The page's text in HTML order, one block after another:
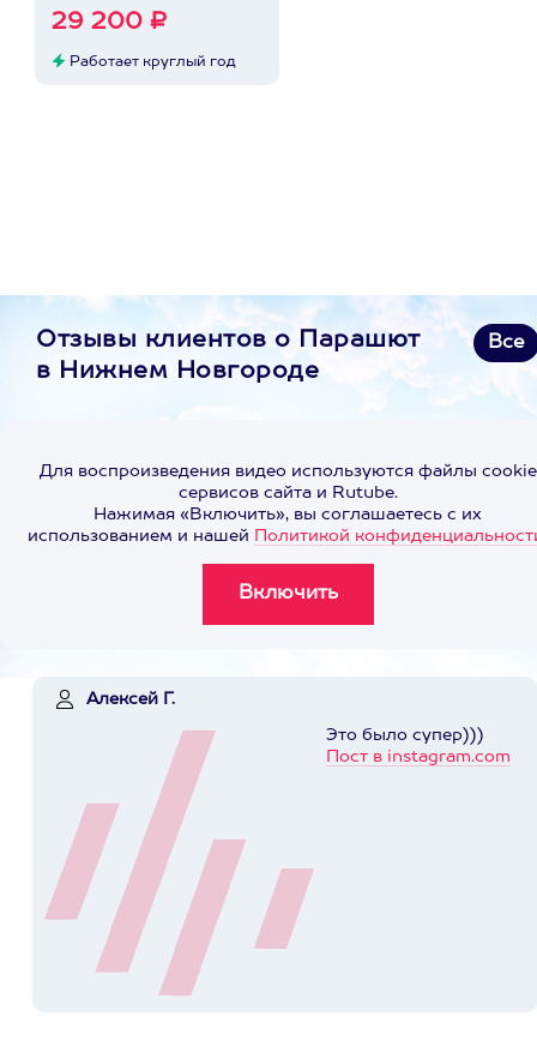
29 200 ₽
Работает круглый год
Отзывы клиентов о Парашют
в Нижнем Новгороде
Все
Для воспроизведения видео используются файлы cookie
сервисов сайта и Rutube.
Нажимая «Включить», вы соглашаетесь с их
использованием и нашей Политикой
Алексей Г.
Это было супер)))
Пост в instagram.com